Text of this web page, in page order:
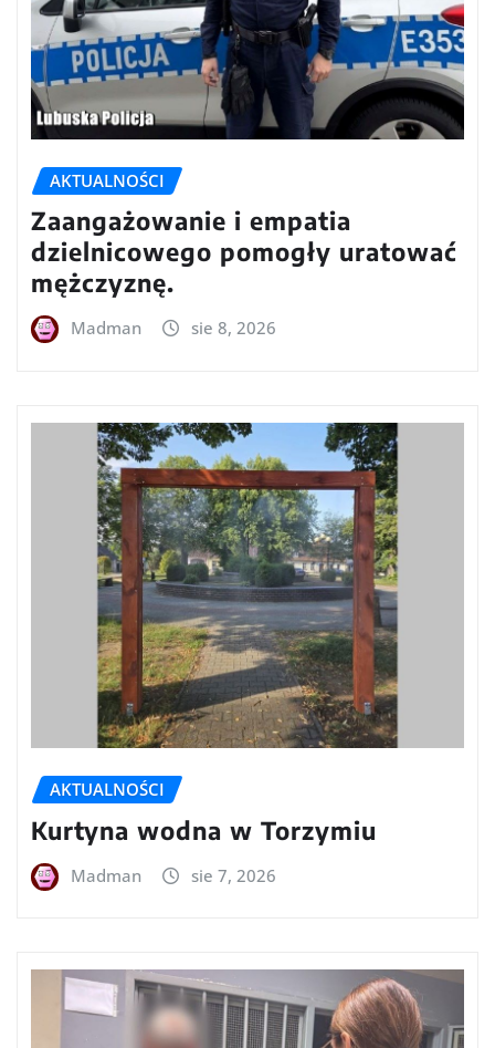
AKTUALNOŚCI
Zaangażowanie i empatia
dzielnicowego pomogły uratować
mężczyznę.
Madman sie 8, 2026
AKTUALNOŚCI
Kurtyna wodna w Torzymiu
Madman sie 7, 2026